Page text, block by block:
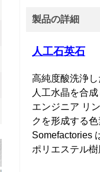
製品の詳細
人工石英石
高純度酸洗浄
人工水晶を合成
エンジニア リ
クを形成する
Somefactories
ポリエステル樹